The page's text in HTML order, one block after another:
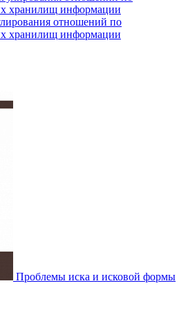
отношений по
хранилищ информации
Проблемы иска и исковой формы